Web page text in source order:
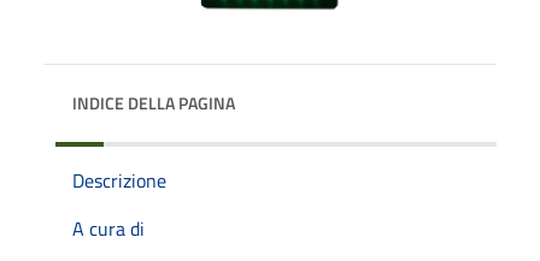
INDICE DELLA PAGINA
Descrizione
A cura di